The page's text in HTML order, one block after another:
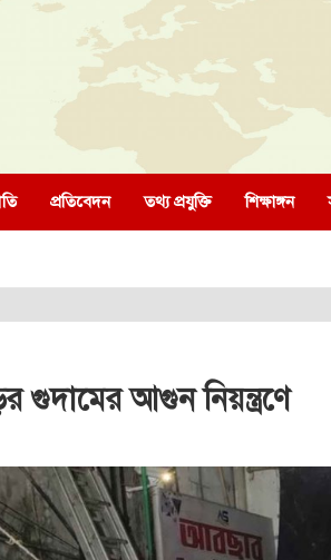
প্রতিবেদন তথ্য প্রযুক্তি শিক্ষাঙ্গন
গুদামের আগুন নিয়ন্ত্রণে